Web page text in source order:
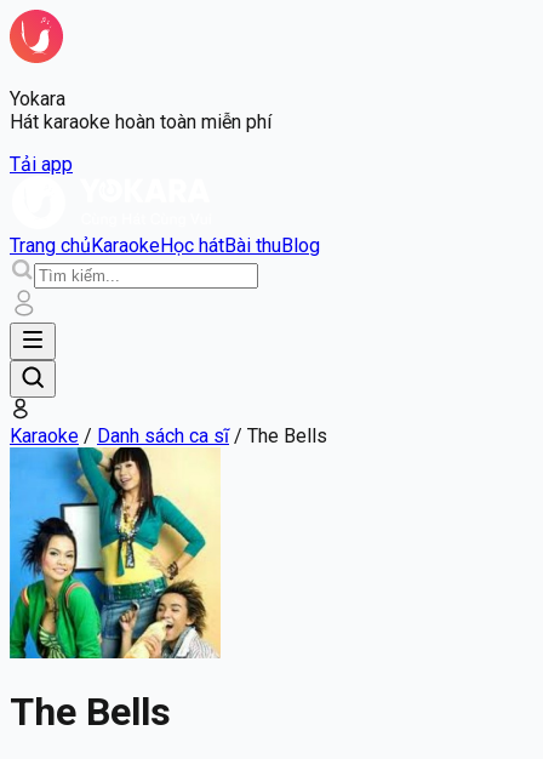
Yokara
Hát karaoke hoàn toàn miễn phí
Tải app
Trang chủKaraokeHọc hátBài thuBlog
Karaoke / Danh sách ca sĩ/ The Bells
The Bells